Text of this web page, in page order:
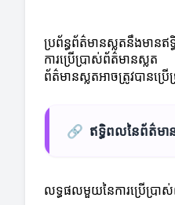
ប្រព័ន្ធព័ត៌មានស្លតនឹងមាន
ការប្រើប្រាស់ព័ត៌មានស្លត
ព័ត៌មានស្លតអាចត្រូវបានប្
🔗 ឥទ្ធិពលនៃព័ត៌ម
លទ្ធផលមួយនៃការប្រើប្រា